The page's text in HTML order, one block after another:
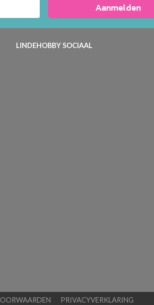
Aanmelden
LINDEHOBBY SOCIAAL
PRIVACYVERKLARING